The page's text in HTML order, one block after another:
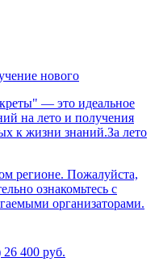
нового
— это идеальное
на лето и получения
к жизни знаний.За лето
регионе. Пожалуйста,
ознакомьтесь с
организаторами.
26 400 руб.